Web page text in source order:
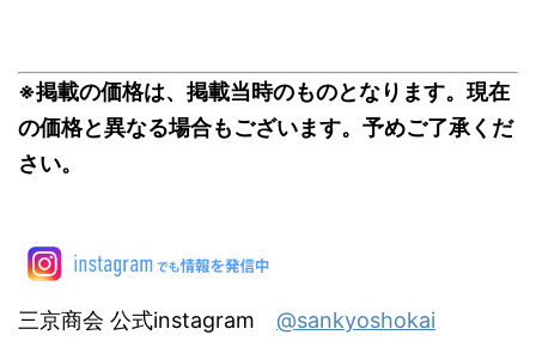
※掲載の価格は、掲載当時のものとなります。現在
の価格と異なる場合もございます。予めご了承くだ
さい。
三京商会 公式instagram @sankyoshokai